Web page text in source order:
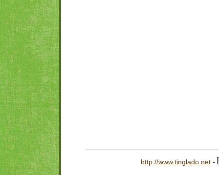
http://www.tinglado.net -